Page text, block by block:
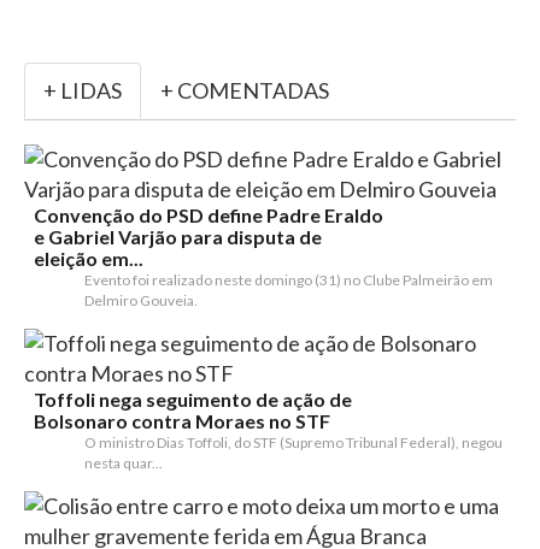
+ LIDAS + COMENTADAS
Convenção do PSD define Padre Eraldo
e Gabriel Varjão para disputa de
eleição em...
Evento foi realizado neste domingo (31) no Clube Palmeirão em
Delmiro Gouveia.
Toffoli nega seguimento de ação de
Bolsonaro contra Moraes no STF
O ministro Dias Toffoli, do STF (Supremo Tribunal Federal), negou
nesta quar...